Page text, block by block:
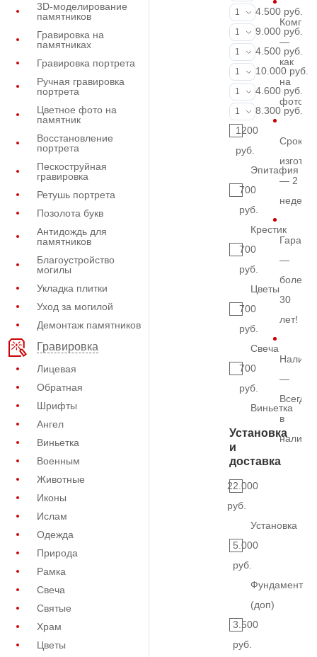
3D-моделирование
памятников
Гравировка на
памятниках
Гравировка портрета
Ручная гравировка
портрета
Цветное фото на
памятник
Восстановление
портрета
Пескоструйная
гравировка
Ретушь портрета
Позолота букв
Антидождь для
памятников
Благоустройство
могилы
Укладка плитки
Уход за могилой
Демонтаж памятников
Гравировка
Лицевая
Обратная
Шрифты
Ангел
Виньетка
Военным
Животные
Иконы
Ислам
Одежда
Природа
Рамка
Свеча
Святые
Храм
Цветы
ФИО и даты
1
4.500 руб.
ФИО и даты
1
9.000 руб.
Портрет
1
4.500 руб.
Портрет
1
10.000 руб.
Фотокерамика
1
4.600 руб.
Фото на
1
8.300 руб.
1200
руб.
Эпитафия
700
руб.
Крестик
700
руб.
Цветы
700
руб.
Свеча
700
руб.
Виньетка
Установка
и
доставка
22.000
руб.
Установка
5.000
руб.
Фундамент
(доп)
3.500
руб.
—
как
на
фото
Срок
— 2
недели
—
более
30
лет!
—
Всегда
в